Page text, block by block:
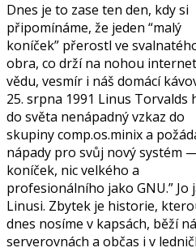
Dnes je to zase ten den, kdy si
připomínáme, že jeden “malý
koníček” přerostl ve
obra, co drží na nohou
vědu, vesmír i náš domácí
25. srpna 1991 Linus Torvalds
do světa nenápadný vzkaz do
skupiny comp.os.minix a
nápady pro svůj nový systém
koníček, nic velkého a
profesionálního jako GNU.” Jo
Linusi. Zbytek je historie,
dnes nosíme v kapsách, běží
serverovnách a občas i v